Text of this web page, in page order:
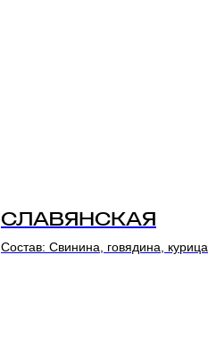
СЛАВЯНСКАЯ
Состав: Свинина, говядина, курица